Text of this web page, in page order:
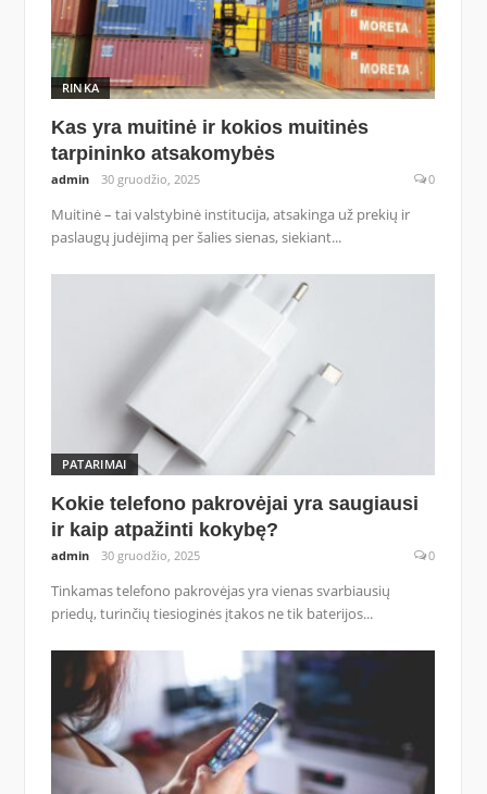
RINKA
Kas yra muitinė ir kokios muitinės
tarpininko atsakomybės
admin 30 gruodžio, 2025 0
Muitinė – tai valstybinė institucija, atsakinga už prekių ir
paslaugų judėjimą per šalies sienas, siekiant...
PATARIMAI
Kokie telefono pakrovėjai yra saugiausi
ir kaip atpažinti kokybę?
admin 30 gruodžio, 2025 0
Tinkamas telefono pakrovėjas yra vienas svarbiausių
priedų, turinčių tiesioginės įtakos ne tik baterijos...